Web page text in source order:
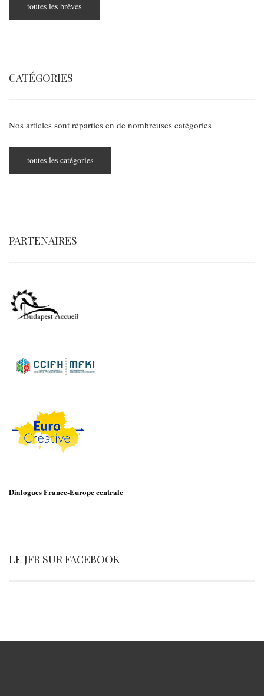
toutes les brèves
CATÉGORIES
Nos articles sont réparties en de nombreuses catégories
toutes les catégories
PARTENAIRES
Dialogues France-Europe centrale
LE JFB SUR FACEBOOK